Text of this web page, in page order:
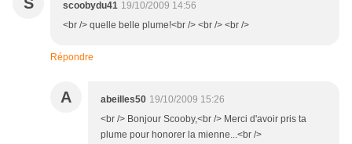
scoobydu41 19/10/2009 14:56
<br /> quelle belle plume!<br /> <br /> <br />
Répondre
A abeilles50 19/10/2009 15:26
<br /> Bonjour Scooby,<br /> Merci d'avoir pris ta
plume pour honorer la mienne...<br />